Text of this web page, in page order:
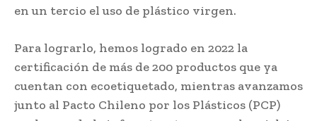
en un tercio el uso de plástico virgen.
Para lograrlo, hemos logrado en 2022 la
certificación de más de 200 productos que ya
cuentan con ecoetiquetado, mientras avanzamos
junto al Pacto Chileno por los Plásticos (PCP)